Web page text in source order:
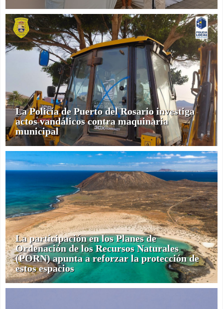
La Policía de Puerto del Rosario investiga
actos vandálicos contra maquinaria
municipal
La participación en los Planes de
Ordenación de los Recursos Naturales
(PORN) apunta a reforzar la protección de
estos espacios